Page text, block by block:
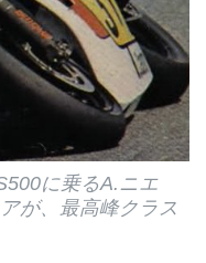
に乗るA.ニエ
が、最高峰クラス